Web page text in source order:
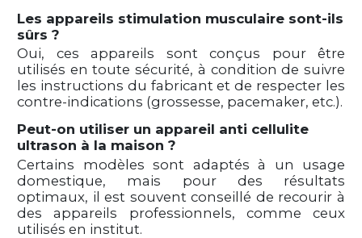
Les appareils stimulation musculaire sont-ils
sûrs ?
Oui, ces appareils sont conçus pour être
utilisés en toute sécurité, à condition de suivre
les instructions du fabricant et de respecter les
contre-indications (grossesse, pacemaker, etc.).
Peut-on utiliser un appareil anti cellulite
ultrason à la maison ?
Certains modèles sont adaptés à un usage
domestique, mais pour des résultats
optimaux, il est souvent conseillé de recourir à
des appareils professionnels, comme ceux
utilisés en institut.